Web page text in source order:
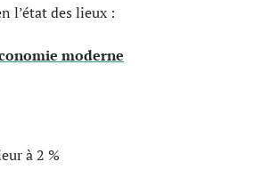
l’état des lieux :
moderne
à 2 %